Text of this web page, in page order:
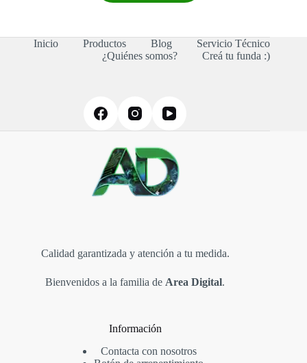
Inicio Productos Blog
Servicio Técnico
¿Quiénes somos?
Creá tu funda :)
Calidad garantizada y atención a tu medida.
Bienvenidos a la familia de Area Digital.
Información
Contacta con nosotros